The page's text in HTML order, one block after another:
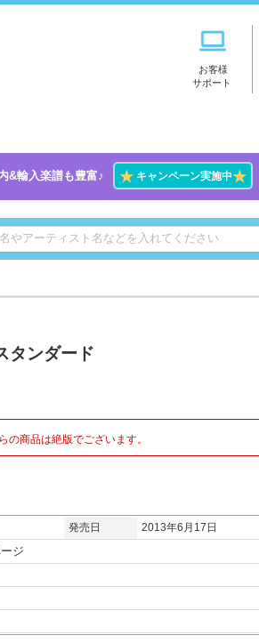
お客様
サポート
&輸入楽譜も豊富♪ ★キャンペーン実施中★
タンダード
商品は絶版でございます。
発売日
2013年6月17日
ジ